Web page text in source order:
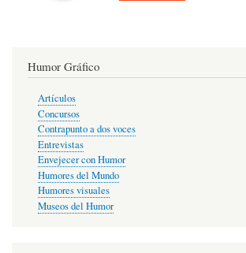
Humor Gráfico
Artículos
Concursos
Contrapunto a dos voces
Entrevistas
Envejecer con Humor
Humores del Mundo
Humores visuales
Museos del Humor